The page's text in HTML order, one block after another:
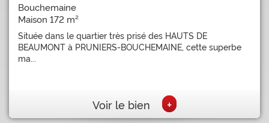
Bouchemaine
Maison 172 m²
Située dans le quartier très prisé des HAUTS DE
BEAUMONT à PRUNIERS-BOUCHEMAINE, cette superbe
ma...
Voir le bien +